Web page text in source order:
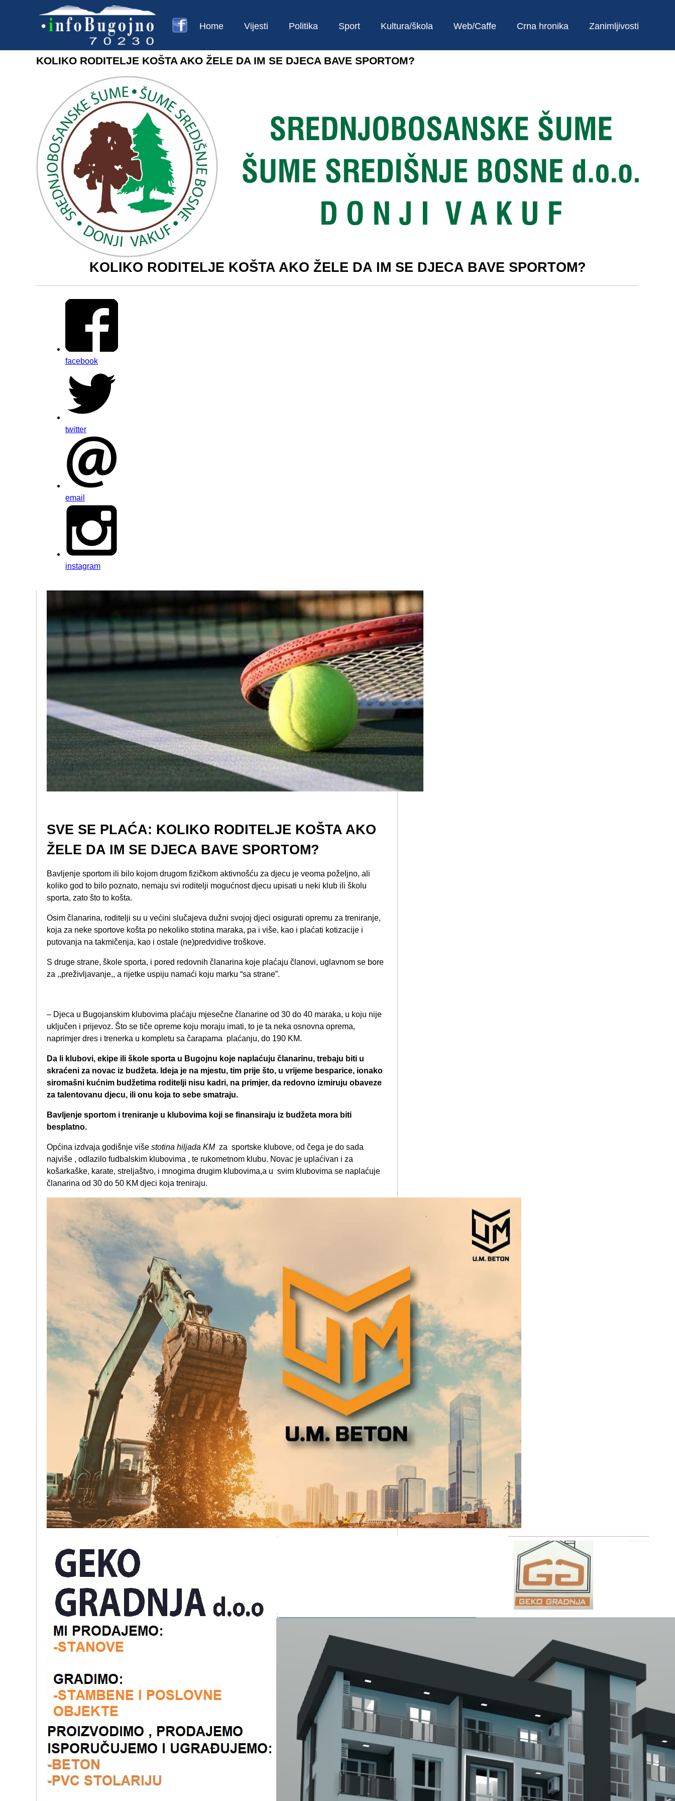
Home Vijesti Politika Sport Kultura/škola Web/Caffe Crna hronika Zanimljivosti
KOLIKO RODITELJE KOŠTA AKO ŽELE DA IM SE DJECA BAVE SPORTOM?
KOLIKO RODITELJE KOŠTA AKO ŽELE DA IM SE DJECA BAVE SPORTOM?
facebook
twitter
email
instagram
SVE SE PLAĆA: KOLIKO RODITELJE KOŠTA AKO
ŽELE DA IM SE DJECA BAVE SPORTOM?
Bavljenje sportom ili bilo kojom drugom fizičkom aktivnošću za djecu je veoma poželjno, ali
koliko god to bilo poznato, nemaju svi roditelji mogućnost djecu upisati u neki klub ili školu
sporta, zato što to košta.
Osim članarina, roditelji su u većini slučajeva dužni svojoj djeci osigurati opremu za treniranje,
koja za neke sportove košta po nekoliko stotina maraka, pa i više, kao i plaćati kotizacije i
putovanja na takmičenja, kao i ostale (ne)predvidive troškove.
S druge strane, škole sporta, i pored redovnih članarina koje plaćaju članovi, uglavnom se bore
za ,,preživljavanje,, a rijetke uspiju namaći koju marku “sa strane”.
– Djeca u Bugojanskim klubovima plaćaju mjesečne članarine od 30 do 40 maraka, u koju nije
uključen i prijevoz. Što se tiče opreme koju moraju imati, to je ta neka osnovna oprema,
naprimjer dres i trenerka u kompletu sa čarapama plaćanju, do 190 KM.
Da li klubovi, ekipe ili škole sporta u Bugojnu koje naplaćuju članarinu, trebaju biti u
skraćeni za novac iz budžeta. Ideja je na mjestu, tim prije što, u vrijeme besparice, ionako
siromašni kućnim budžetima roditelji nisu kadri, na primjer, da redovno izmiruju obaveze
za talentovanu djecu, ili onu koja to sebe smatraju.
Bavljenje sportom i treniranje u klubovima koji se finansiraju iz budžeta mora biti
besplatno.
Općina izdvaja godišnje više stotina hiljada KMza sportske klubove, od čega je do sada
najviše , odlazilo fudbalskim klubovima , te rukometnom klubu. Novac je uplaćivan i za
košarkaške, karate, streljaštvo, i mnogima drugim klubovima,a u svim klubovima se naplaćuje
članarina od 30 do 50 KM djeci koja treniraju.